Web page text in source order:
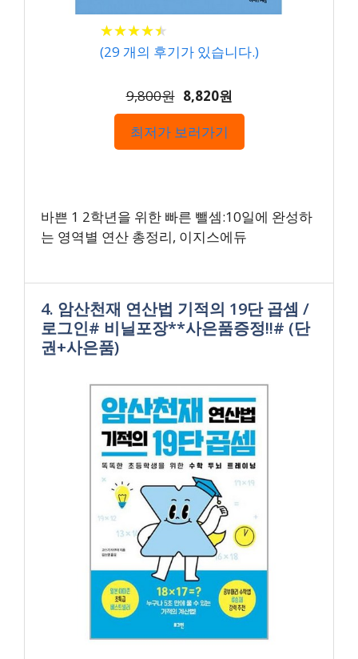
★★★★★
★★★★★
(29 개의 후기가 있습니다.)
9,800원 8,820원
최저가 보러가기
바쁜 1 2학년을 위한 빠른 뺄셈:10일에 완성하
는 영역별 연산 총정리, 이지스에듀
4. 암산천재 연산법 기적의 19단 곱셈 /
로그인# 비닐포장**사은품증정!!# (단
권+사은품)